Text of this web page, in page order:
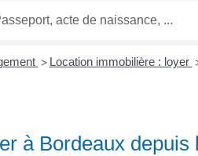
> Location immobilière : loyer
à Bordeaux depuis